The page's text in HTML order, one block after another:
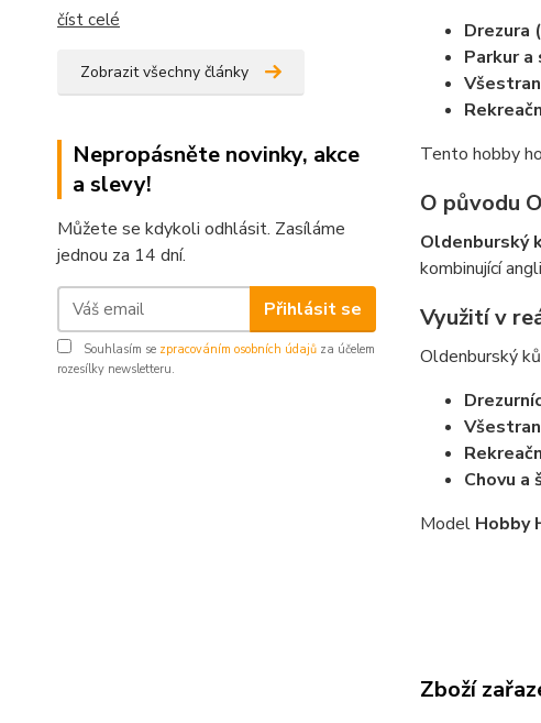
číst celé
Zobrazit všechny články
Nepropásněte novinky, akce
a slevy!
Můžete se kdykoli odhlásit. Zasíláme
jednou za 14 dní.
Přihlásit se
Souhlasím se zpracováním osobních údajů za účelem
rozesílky newsletteru.
Drezura
Parkur a
Tento hobby
O původu
Oldenburský
kombinující
Využití v
Oldenburský
Chovu a
Model Hobby
Zboží